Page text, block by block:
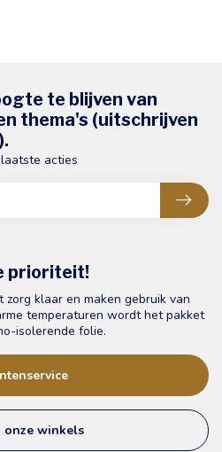
prioriteit!
klaar en maken gebruik van
temperaturen wordt het pakket
isolerende folie.
onze winkels
te blijven van
thema's (uitschrijven
acties